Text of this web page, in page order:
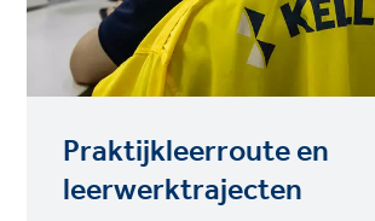
Praktijkleerroute en
leerwerktrajecten